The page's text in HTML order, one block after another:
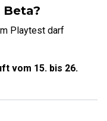
Playtest darf
vom 15. bis 26.